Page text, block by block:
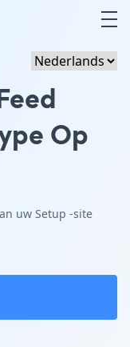
Op
uw Setup -site